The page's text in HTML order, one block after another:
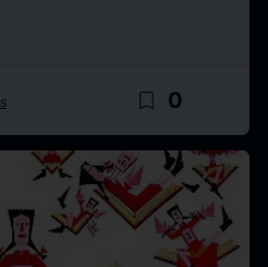
bookmark_border 0